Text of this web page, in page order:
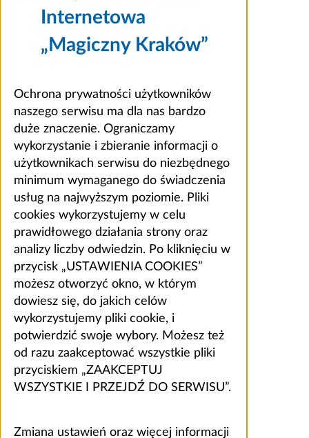
Internetowa
„Magiczny Kraków”
Ochrona prywatności użytkowników
naszego serwisu ma dla nas bardzo
duże znaczenie. Ograniczamy
wykorzystanie i zbieranie informacji o
użytkownikach serwisu do niezbędnego
minimum wymaganego do świadczenia
usług na najwyższym poziomie. Pliki
cookies wykorzystujemy w celu
prawidłowego działania strony oraz
analizy liczby odwiedzin. Po kliknięciu w
przycisk „USTAWIENIA COOKIES”
możesz otworzyć okno, w którym
dowiesz się, do jakich celów
wykorzystujemy pliki cookie, i
potwierdzić swoje wybory. Możesz też
od razu zaakceptować wszystkie pliki
przyciskiem „ZAAKCEPTUJ
WSZYSTKIE I PRZEJDŹ DO SERWISU”.
Zmiana ustawień oraz więcej informacji